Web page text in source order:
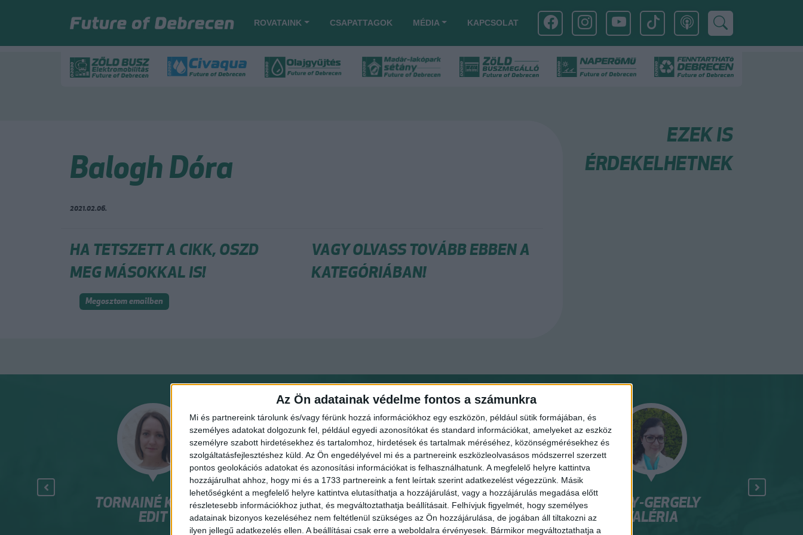
Az Ön adatainak védelme fontos a számunkra
Mi és partnereink tárolunk és/vagy férünk hozzá információkhoz egy eszközön, például sütik formájában, és
személyes adatokat dolgozunk fel, például egyedi azonosítókat és standard információkat, amelyeket az eszköz
személyre szabott hirdetésekhez és tartalomhoz, hirdetések és tartalmak méréséhez, közönségmérésekhez és
szolgáltatásfejlesztéshez küld. Az Ön engedélyével mi és a partnereink eszközleolvasásos módszerrel szerzett
pontos geolokációs adatokat és azonosítási információkat is felhasználhatunk. A megfelelő helyre kattintva
hozzájárulhat ahhoz, hogy mi és a 1733 partnereink a fent leírtak szerint adatkezelést végezzünk. Másik
lehetőségként a megfelelő helyre kattintva elutasíthatja a hozzájárulást, vagy a hozzájárulás megadása előtt
részletesebb információkhoz juthat, és megváltoztathatja beállításait. Felhívjuk figyelmét, hogy személyes
adatainak bizonyos kezeléséhez nem feltétlenül szükséges az Ön hozzájárulása, de jogában áll tiltakozni az
ilyen jellegű adatkezelés ellen. A beállításai csak erre a weboldalra érvényesek. Bármikor megváltoztathatja a
ROVATAINK CSAPATTAGOK MÉDIA KAPCSOLAT
Balogh Dóra
2021.02.06.
HA TETSZETT A CIKK, OSZD
MEG MÁSOKKAL IS!
Megosztom emailben
VAGY OLVASS TOVÁBB EBBEN A
KATEGÓRIÁBAN!
EZEK IS
ÉRDEKELHETNEK
TORNAINÉ KICSÁK
EDIT
NAGY PÉTER ZOLTÁN GÉBER JÁNOS
geográfus, projektmenedzser
NAGY-GERGELY
VALÉRIA